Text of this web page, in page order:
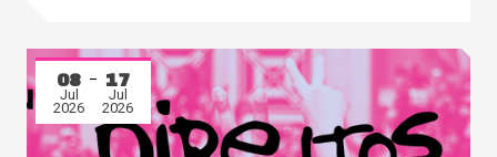
08
Jul
2026
17
Jul
2026